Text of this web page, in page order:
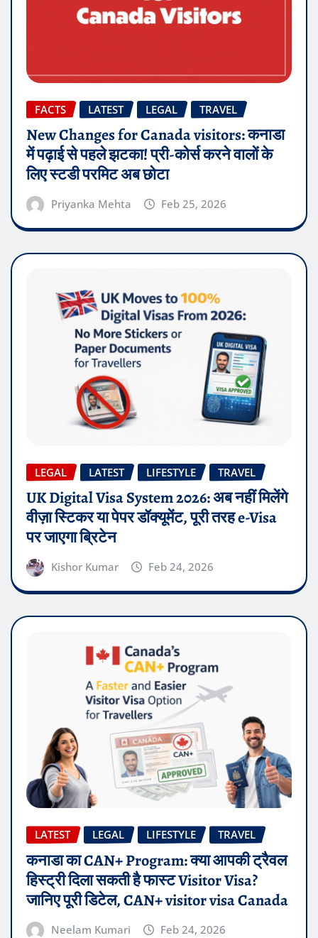
FACTS LATEST LEGAL TRAVEL
New Changes for Canada visitors: कनाडा
में पढ़ाई से पहले झटका! प्री-कोर्स करने वालों के
लिए स्टडी परमिट अब छोटा
Priyanka Mehta Feb 25, 2026
LEGAL LATEST LIFESTYLE TRAVEL
UK Digital Visa System 2026: अब नहीं मिलेंगे
वीज़ा स्टिकर या पेपर डॉक्यूमेंट, पूरी तरह e-Visa
पर जाएगा ब्रिटेन
Kishor Kumar Feb 24, 2026
LATEST LEGAL LIFESTYLE TRAVEL
कनाडा का CAN+ Program: क्या आपकी ट्रैवल
हिस्ट्री दिला सकती है फास्ट Visitor Visa?
जानिए पूरी डिटेल, CAN+ visitor visa Canada
Neelam Kumari Feb 24, 2026